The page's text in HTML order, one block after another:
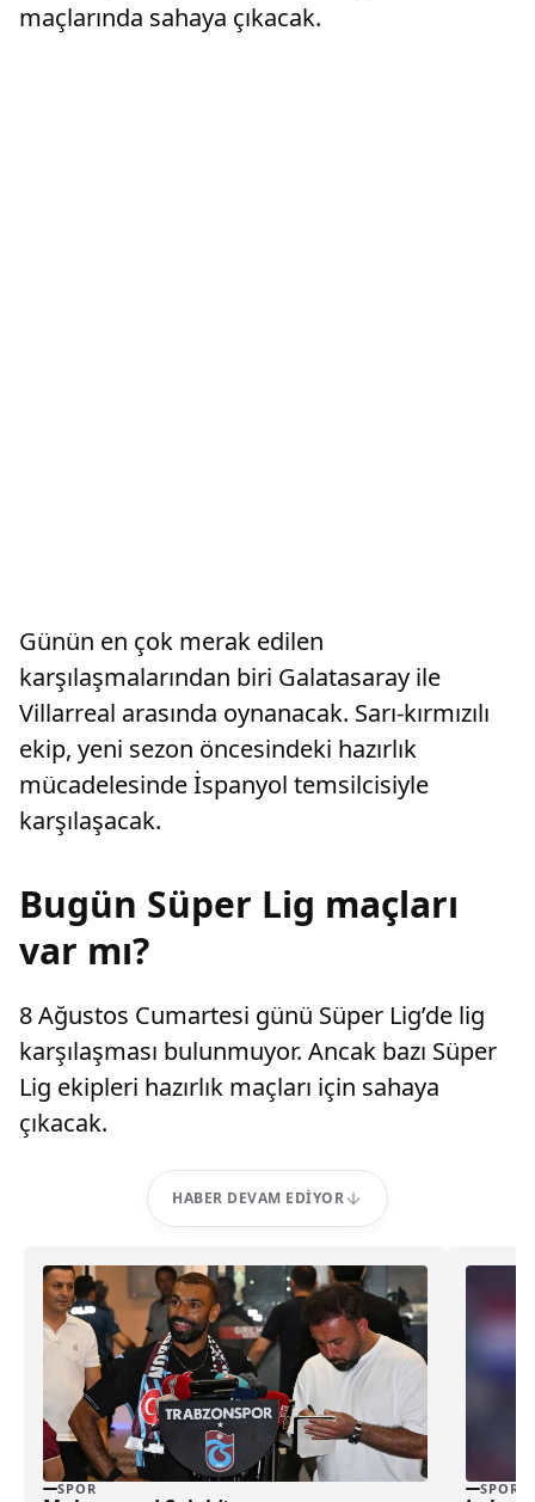
maçlarında sahaya çıkacak.
Günün en çok merak edilen
karşılaşmalarından biri Galatasaray ile
Villarreal arasında oynanacak. Sarı-kırmızılı
ekip, yeni sezon öncesindeki hazırlık
mücadelesinde İspanyol temsilcisiyle
karşılaşacak.
Bugün Süper Lig maçları
var mı?
8 Ağustos Cumartesi günü Süper Lig’de lig
karşılaşması bulunmuyor. Ancak bazı Süper
Lig ekipleri hazırlık maçları için sahaya
çıkacak.
HABER DEVAM EDIYOR
SPOR SPOR